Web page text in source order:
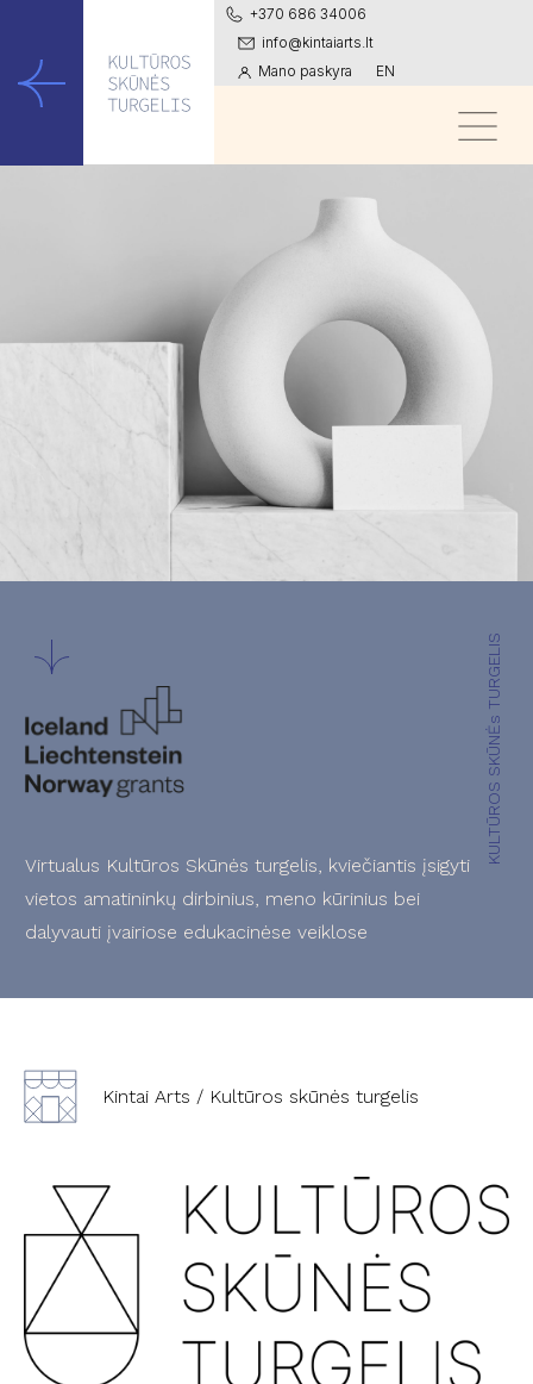
+370 686 34006
info@kintaiarts.lt
Mano paskyra
EN
KULTŪROS SKŪNĖs TURGELIS
Virtualus Kultūros Skūnės turgelis, kviečiantis įsigyti
vietos amatininkų dirbinius, meno kūrinius bei
dalyvauti įvairiose edukacinėse veiklose
Kintai Arts / Kultūros skūnės turgelis